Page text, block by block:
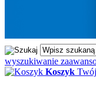
wyszukiwanie
Koszyk